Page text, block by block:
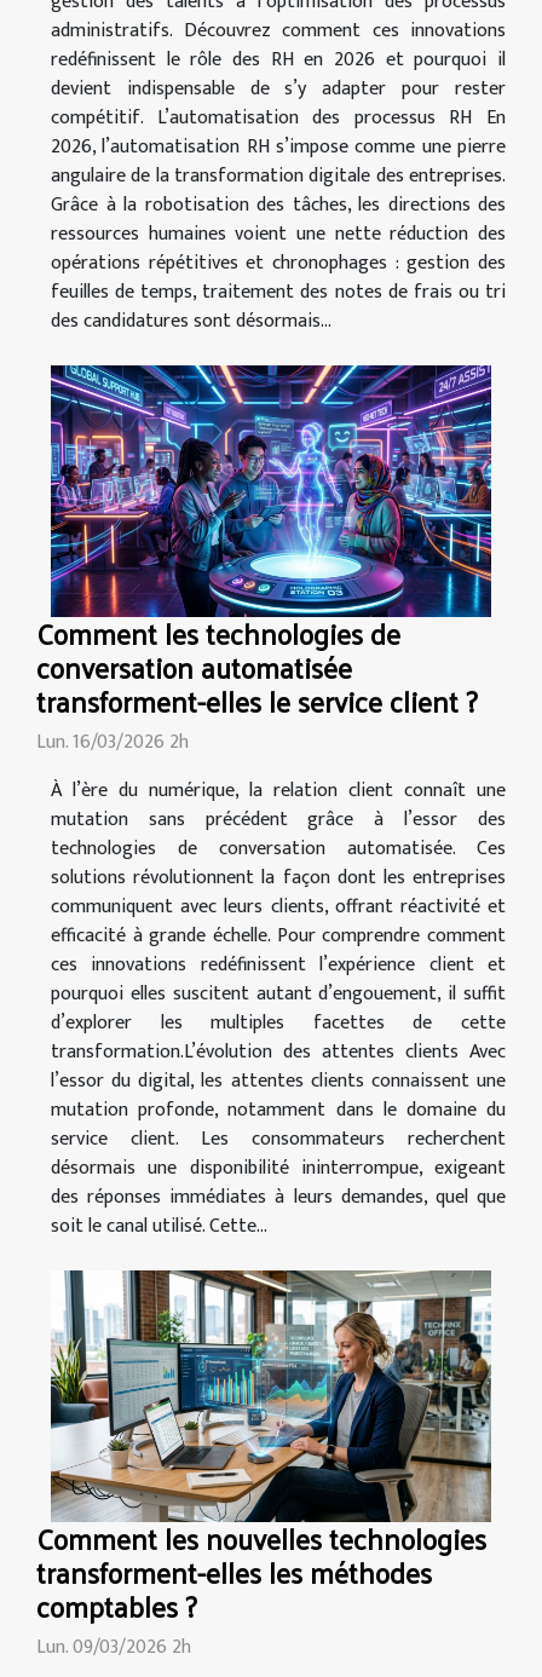
administratifs. Découvrez comment ces innovations
redéfinissent le rôle des RH en 2026 et pourquoi il
devient indispensable de s’y adapter pour rester
compétitif. L’automatisation des processus RH En
2026, l’automatisation RH s’impose comme une pierre
angulaire de la transformation digitale des entreprises.
Grâce à la robotisation des tâches, les directions des
ressources humaines voient une nette réduction des
opérations répétitives et chronophages : gestion des
feuilles de temps, traitement des notes de frais ou tri
des candidatures sont désormais...
Comment les technologies de
conversation automatisée
transforment-elles le service client ?
Lun. 16/03/2026 2h
À l’ère du numérique, la relation client connaît une
mutation sans précédent grâce à l’essor des
technologies de conversation automatisée. Ces
solutions révolutionnent la façon dont les entreprises
communiquent avec leurs clients, offrant réactivité et
efficacité à grande échelle. Pour comprendre comment
ces innovations redéfinissent l’expérience client et
pourquoi elles suscitent autant d’engouement, il suffit
d’explorer les multiples facettes de cette
transformation.L’évolution des attentes clients Avec
l’essor du digital, les attentes clients connaissent une
mutation profonde, notamment dans le domaine du
service client. Les consommateurs recherchent
désormais une disponibilité ininterrompue, exigeant
des réponses immédiates à leurs demandes, quel que
soit le canal utilisé. Cette...
Comment les nouvelles technologies
transforment-elles les méthodes
comptables ?
Lun. 09/03/2026 2h